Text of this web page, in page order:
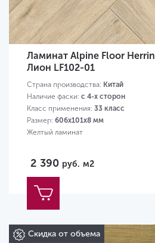
Ламинат Alpine Floor
Лион LF102-01
Страна производства: Китай
Наличие фаски: с 4-х сторон
Класс применения: 33 класс
Размер: 606х101х8 мм
Желтый ламинат
2 390 руб. м2
Скидка от объема